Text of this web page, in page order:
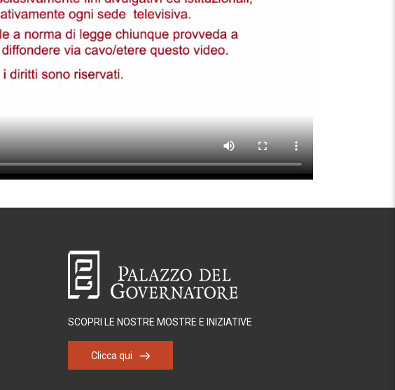
SCOPRI LE NOSTRE MOSTRE E INIZIATIVE
Clicca qui